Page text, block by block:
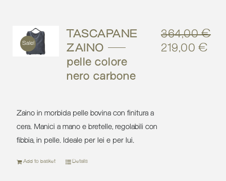
Sale!
TASCAPANE
ZAINO –
pelle colore
nero carbone
364,00€
Original
219,00€
Zaino in morbida pelle bovina con finitura a
cera. Manici a mano e bretelle, regolabili con
fibbia, in pelle. Ideale per lei e per lui.
Add to basket Details